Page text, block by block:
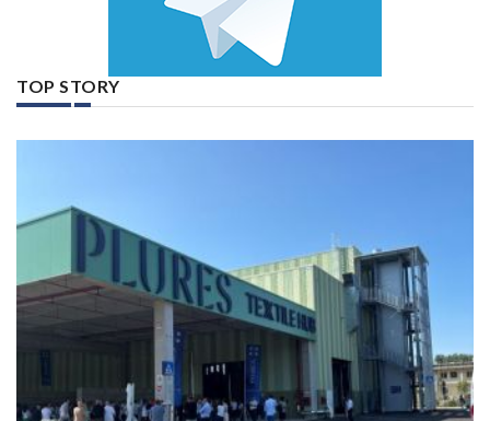
TOP STORY